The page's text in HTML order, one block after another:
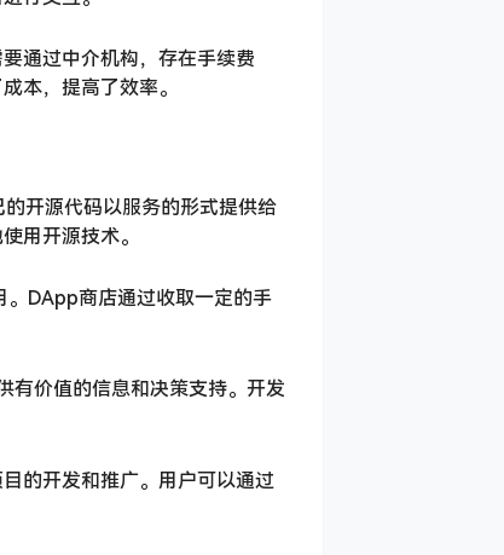
通过中介机构，存在手续费
本，提高了效率。
开源代码以服务的形式提供给
用开源技术。
DApp商店通过收取一定的手
有价值的信息和决策支持。开发
的开发和推广。用户可以通过